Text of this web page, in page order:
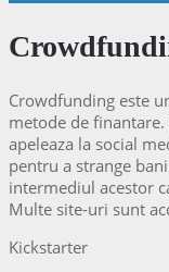
Crowdfunding este
metode de
apeleaza la social
pentru a strange
intermediul acestor
Multe site-uri sunt
Kickstarter